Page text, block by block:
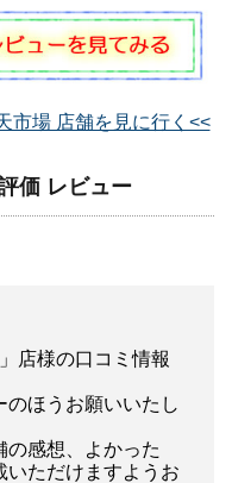
市場 店舗を見に行く<<
価 レビュー
店様の口コミ情報
のほうお願いいたし
の感想、よかった
いただけますようお